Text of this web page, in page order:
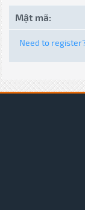
Mật mã:
Need to